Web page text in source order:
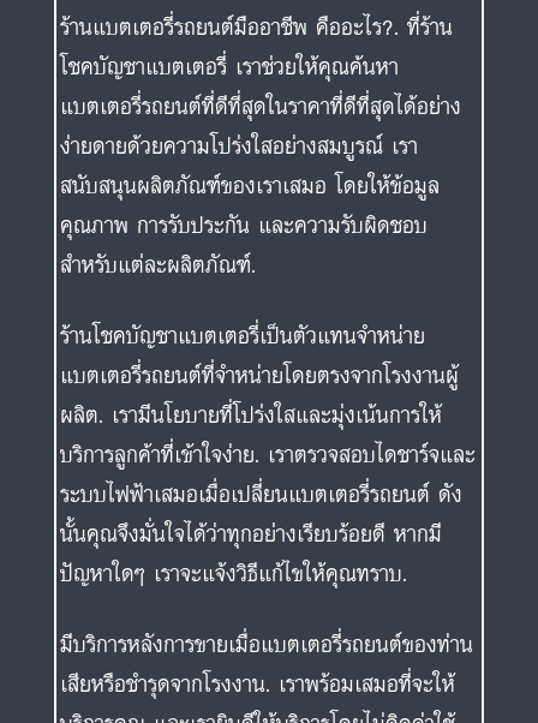
ร้านแบตเตอรี่รถยนต์มืออาชีพ คืออะไร?. ที่ร้าน
โชคบัญชาแบตเตอรี่ เราช่วยให้คุณค้นหา
แบตเตอรี่รถยนต์ที่ดีที่สุดในราคาที่ดีที่สุดได้อย่าง
ง่ายดายด้วยความโปร่งใสอย่างสมบูรณ์ เรา
สนับสนุนผลิตภัณฑ์ของเราเสมอ โดยให้ข้อมูล
คุณภาพ การรับประกัน และความรับผิดชอบ
สำหรับแต่ละผลิตภัณฑ์.
ร้านโชคบัญชาแบตเตอรี่เป็นตัวแทนจำหน่าย
แบตเตอรี่รถยนต์ที่จำหน่ายโดยตรงจากโรงงานผู้
ผลิต. เรามีนโยบายที่โปร่งใสและมุ่งเน้นการให้
บริการลูกค้าที่เข้าใจง่าย. เราตรวจสอบไดชาร์จและ
ระบบไฟฟ้าเสมอเมื่อเปลี่ยนแบตเตอรี่รถยนต์ ดัง
นั้นคุณจึงมั่นใจได้ว่าทุกอย่างเรียบร้อยดี หากมี
ปัญหาใดๆ เราจะแจ้งวิธีแก้ไขให้คุณทราบ.
มีบริการหลังการขายเมื่อแบตเตอรี่รถยนต์ของท่าน
เสียหรือชำรุดจากโรงงาน. เราพร้อมเสมอที่จะให้